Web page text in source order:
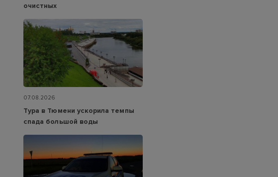
очистных
07.08.2026
Тура в Тюмени ускорила темпы
спада большой воды